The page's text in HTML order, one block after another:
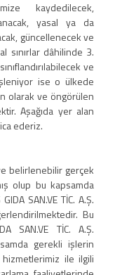
kaydedilecek,
yasal ya da
güncellenecek ve
sınırlar dâhilinde 3.
ve
ise o ülkede
olarak ve öngörülen
Aşağıda yer alan
ederiz.
belirlenebilir gerçek
olup bu kapsamda
SAN.VE TİC. A.Ş.
Bu
SAN.VE TİC. A.Ş.
gerekli işlerin
hizmetlerimiz ile ilgili